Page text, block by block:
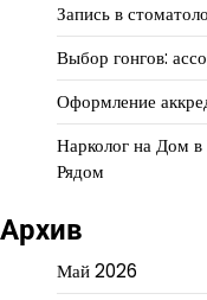
Запись в
Выбор гонгов:
Оформление
Нарколог на Дом
Рядом
Архив
Май 2026